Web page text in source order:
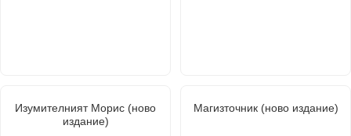
Изумителният Морис (ново
издание)
Магизточник (ново издание)